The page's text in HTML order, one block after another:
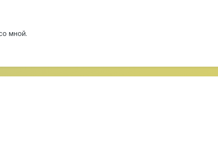
мной.